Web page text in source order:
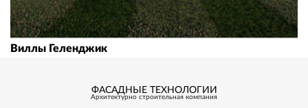
Виллы Геленджик
ФАСАДНЫЕ ТЕХНОЛОГИИ
Архитектурно строительная компания